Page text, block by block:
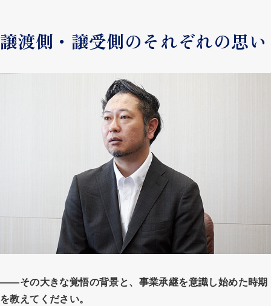
譲渡側・譲受側のそれぞれの思い
――その大きな覚悟の背景と、事業承継を意識し始めた時期
を教えてください。